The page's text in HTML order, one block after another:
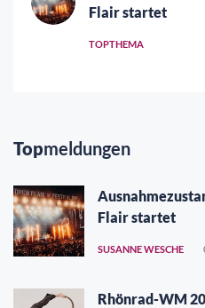
Flair startet
TOPTHEMA
Topmeldungen
Flair startet
SUSANNE WESCHE
Rhönrad-WM